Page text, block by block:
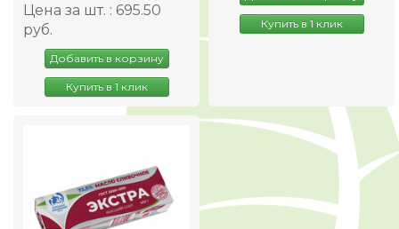
Цена за шт. : 695.50
руб.
Добавить в корзину
Купить в 1 клик
Купить в 1 клик